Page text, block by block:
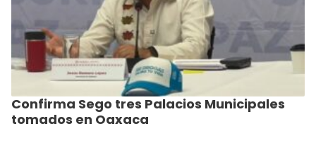
Confirma Sego tres Palacios Municipales
tomados en Oaxaca